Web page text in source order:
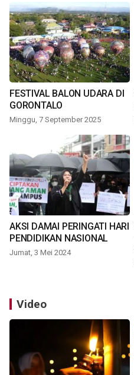
FESTIVAL BALON UDARA DI
GORONTALO
Minggu, 7 September 2025
AKSI DAMAI PERINGATI HARI
PENDIDIKAN NASIONAL
Jumat, 3 Mei 2024
Video